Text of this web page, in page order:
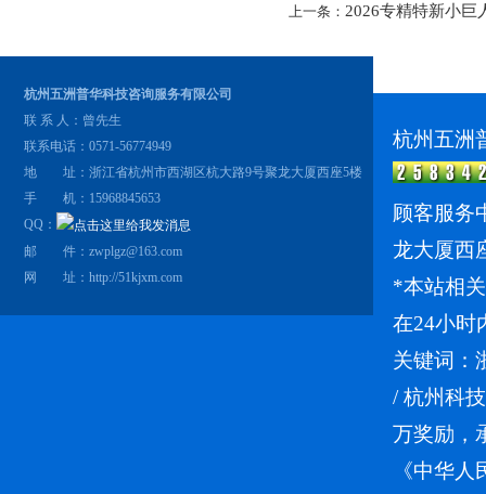
上一条： 2026专精特新小巨
杭州五洲普华科技咨询服务有限公司
联 系 人：曾先生
联系电话：0571-56774949
地 址：浙江省杭州市西湖区杭大路9号聚龙大厦西座5楼
手 机：15968845653
QQ：
邮 件：zwplgz@163.com
网 址： http://51kjxm.com
杭州五洲
顾客服务
龙大厦西
*本站相
在24小时
关键词：
/杭州科
万奖励，
《中华